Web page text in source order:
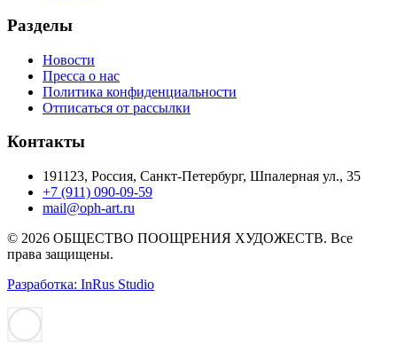
Разделы
Новости
Пресса о нас
Политика конфиденциальности
Отписаться от рассылки
Контакты
191123, Россия, Санкт-Петербург, Шпалерная ул., 35
+7 (911) 090-09-59
mail@oph-art.ru
© 2026 ОБЩЕСТВО ПООЩРЕНИЯ ХУДОЖЕСТВ. Все
права защищены.
Разработка: InRus Studio